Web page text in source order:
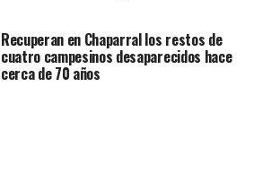
Recuperan en Chaparral los restos de
cuatro campesinos desaparecidos hace
cerca de 70 años